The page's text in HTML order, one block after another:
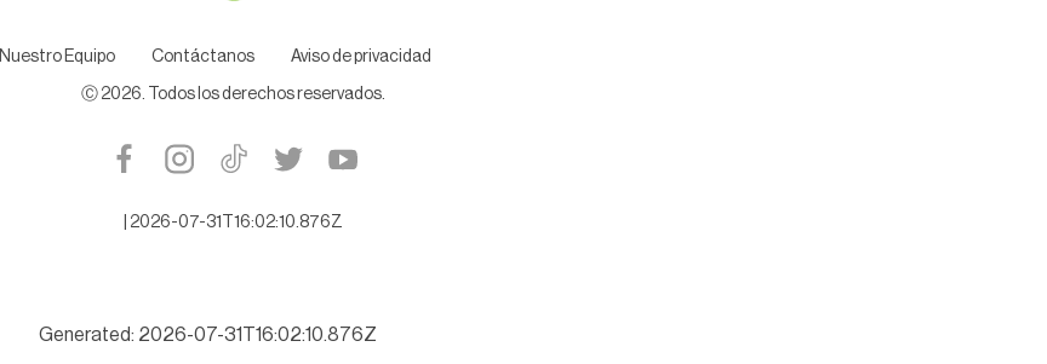
Nuestro Equipo Contáctanos Aviso de privacidad
Ⓒ 2026 . Todos los derechos reservados.
2026-07-31T16:02:10.876Z
Generated: 2026-07-31T16:02:10.876Z